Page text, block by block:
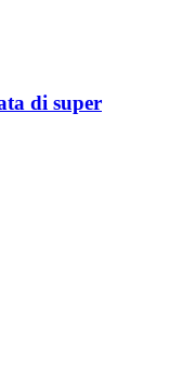
di super